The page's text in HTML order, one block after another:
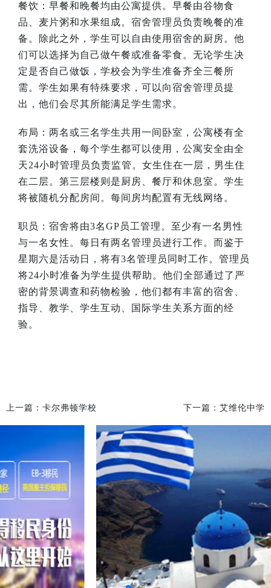
餐饮：早餐和晚餐均由公寓提供。早餐由谷物食
品、麦片粥和水果组成。宿舍管理员负责晚餐的准
备。除此之外，学生可以自由使用宿舍的厨房。他
们可以选择为自己做午餐或准备零食。无论学生决
定是否自己做饭，学校会为学生准备齐全三餐所
需。学生如果有特殊要求，可以向宿舍管理员提
出，他们会尽其所能满足学生需求。
布局：两名或三名学生共用一间卧室，公寓楼有全
套洗浴设备，每个学生都可以使用，公寓安全由全
天24小时管理员负责监管。女生住在一层，男生住
在二层。第三层楼则是厨房、餐厅和休息室。学生
将被随机分配房间。每间房均配置有无线网络。
职员：宿舍将由3名GP 员工管理。至少有一名男性
与一名女性。每日有两名管理员进行工作。而鉴于
星期六是活动日，将有3名管理员同时工作。管理员
将24小时准备为学生提供帮助。他们全部通过了严
密的背景调查和药物检验，他们都有丰富的宿舍、
指导、教学、学生互动、国际学生关系方面的经
验。
上一篇： 卡尔弗顿学校 下一篇： 艾维伦中学